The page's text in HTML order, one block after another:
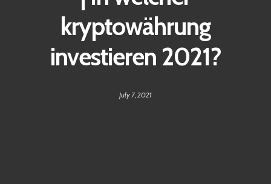
kryptowährung
investieren 2021?
July 7, 2021